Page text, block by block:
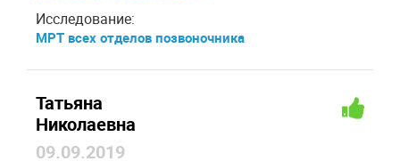
Исследование:
МРТ всех отделов позвоночника
Татьяна
Николаевна
09.09.2019